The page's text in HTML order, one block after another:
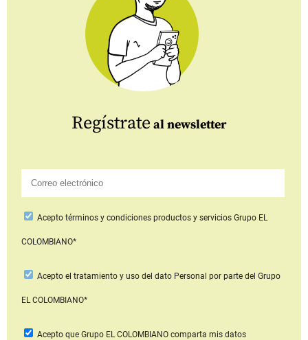
Regístrate al newsletter
Aceptotérminos y condiciones productos y serviciosGrupo EL
COLOMBIANO*
Acepto el tratamiento y uso del dato Personal por parte del Grupo
EL COLOMBIANO*
Acepto que Grupo EL COLOMBIANOcomparta mis datos